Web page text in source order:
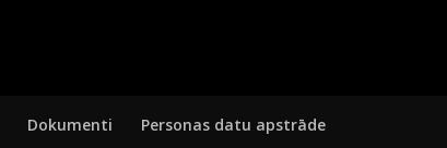
Dokumenti Personas datu apstrāde